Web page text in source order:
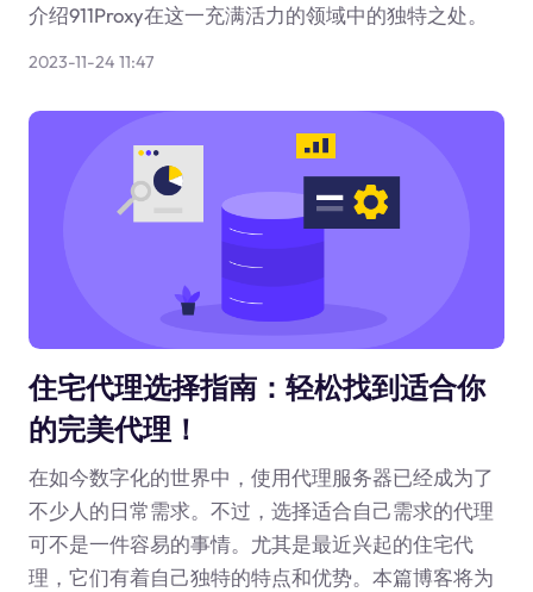
介绍911Proxy在这一充满活力的领域中的独特之处。
2023-11-24 11:47
住宅代理选择指南：轻松找到适合你
的完美代理！
在如今数字化的世界中，使用代理服务器已经成为了
不少人的日常需求。不过，选择适合自己需求的代理
可不是一件容易的事情。尤其是最近兴起的住宅代
理，它们有着自己独特的特点和优势。本篇博客将为